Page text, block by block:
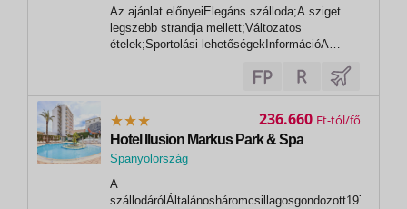
Az ajánlat előnyeiElegáns szálloda;A sziget
legszebb strandja mellett;Változatos
ételek;Sportolási lehetőségekInformációA
érvényes útlevél vagy személyi igazolvány
szükséges, melynek az utazás utolsó napjáig
Spanyol...
Hotel Ilusion Markus Park & Spa
Spanyolország
A
szállodárólÁltalánosháromcsillagosgondozott1972-
236.660 Ft